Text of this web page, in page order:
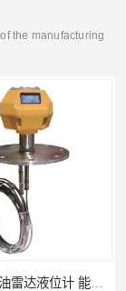
the manufacturing